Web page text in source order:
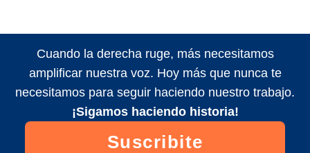
Cuando la derecha ruge, más necesitamos
amplificar nuestra voz. Hoy más que nunca te
necesitamos para seguir haciendo nuestro trabajo.
¡Sigamos haciendo historia!
Suscribite